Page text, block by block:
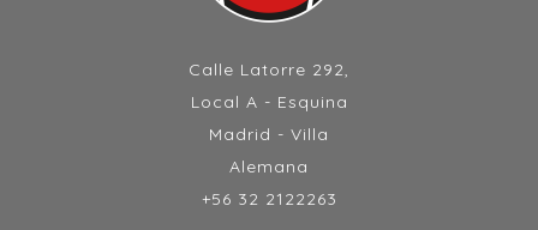
Calle Latorre 292,
Local A - Esquina
Madrid - Villa
Alemana
+56 32 2122263